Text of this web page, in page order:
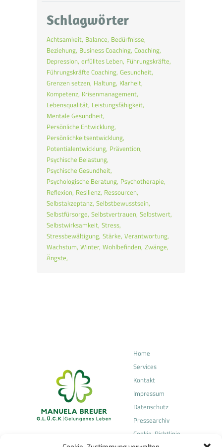
Schlagwörter
Achtsamkeit Balance Bedürfnisse
Beziehung Business Coaching Coaching
Depression erfülltes Leben Führungskräfte
Führungskräfte Coaching Gesundheit
Grenzen setzen Haltung Klarheit
Kompetenz Krisenmanagement
Lebensqualität Leistungsfähigkeit
Mentale Gesundheit
Persönliche Entwicklung
Persönlichkeitsentwicklung
Potentialentwicklung Prävention
Psychische Belastung
Psychische Gesundheit
Psychologische Beratung Psychotherapie
Reflexion Resilienz Ressourcen
Selbstakzeptanz Selbstbewusstsein
Selbstfürsorge Selbstvertrauen Selbstwert
Selbstwirksamkeit Stress
Stressbewältigung Stärke Verantwortung
Wachstum Winter Wohlbefinden Zwänge
Ängste
Home
Services
Kontakt
Impressum
Datenschutz
Pressearchiv
Cookie-Richtlinie